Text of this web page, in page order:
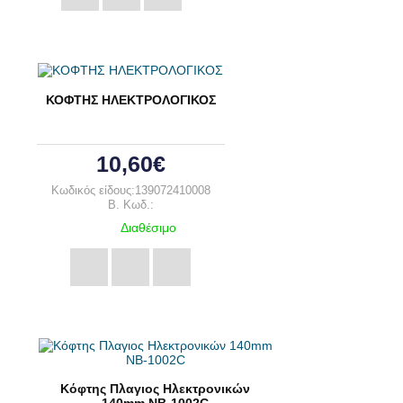
ΚΟΦΤΗΣ ΗΛΕΚΤΡΟΛΟΓΙΚΟΣ
10,60€
Κωδικός είδους:139072410008
B. Κωδ.:
Διαθέσιμο
Κόφτης Πλαγιος Ηλεκτρονικών